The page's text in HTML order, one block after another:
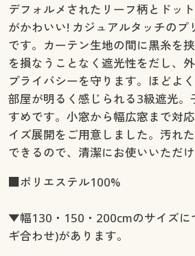
幅130×丈150(2枚組) ◎ 在庫あり
幅130×丈170(2枚組) ◎ 在庫あり
幅130×丈178(2枚組) ◎ 在庫あり
幅130×丈185(2枚組) ◎ 在庫あり
幅130×丈190(2枚組) ◎ 在庫あり
幅130×丈195(2枚組) ◎ 在庫あり
幅130×丈200(2枚組) ◎ 在庫あり
幅130×丈210(2枚組) ◎ 在庫あり
幅130×丈215(2枚組) ◎ 在庫あり
幅130×丈225(2枚組) ○ 在庫わずか
幅130×丈240(2枚組) ○ 在庫わずか
幅130×丈250(2枚組) ○ 在庫わずか
デフォルメされたリーフ柄とドッ
がかわいい! カジュアルタッチのプ
です。カーテン生地の間に黒糸を
を損なうことなく遮光性をだし、
プライバシーを守ります。ほどよ
部屋が明るく感じられる3級遮光。
すめです。小窓から幅広窓まで対
イズ展開をご用意しました。汚れ
できるので、清潔にお使いいただけ
■ポリエステル100%
▼幅130・150・200cmのサイズに
ギ合わせ)があります。